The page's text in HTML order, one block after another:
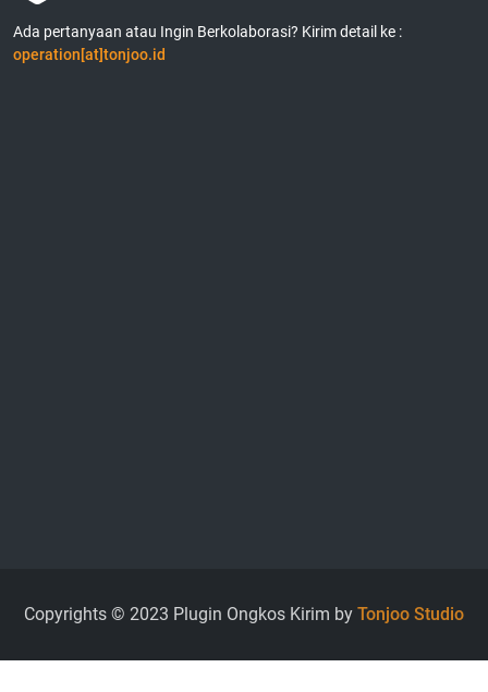
Ada pertanyaan atau Ingin Berkolaborasi? Kirim detail ke :
operation[at]tonjoo.id
Copyrights © 2023 Plugin Ongkos Kirim by Tonjoo Studio